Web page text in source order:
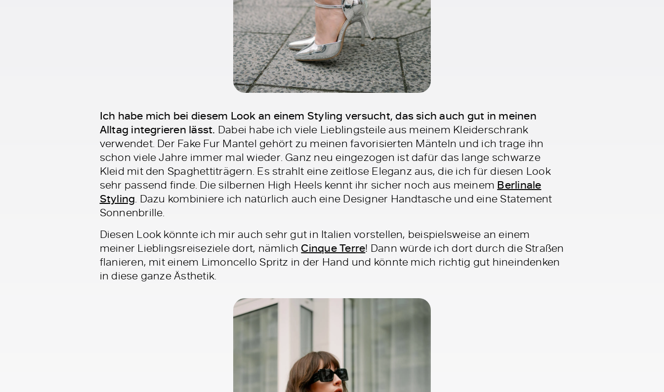
Ich habe mich bei diesem Look an einem Styling versucht, das sich auch gut in meinen
Alltag integrieren lässt. Dabei habe ich viele Lieblingsteile aus meinem Kleiderschrank
verwendet. Der Fake Fur Mantel gehört zu meinen favorisierten Mänteln und ich trage ihn
schon viele Jahre immer mal wieder. Ganz neu eingezogen ist dafür das lange schwarze
Kleid mit den Spaghettiträgern. Es strahlt eine zeitlose Eleganz aus, die ich für diesen Look
sehr passend finde. Die silbernen High Heels kennt ihr sicher noch aus meinem Berlinale
Styling . Dazu kombiniere ich natürlich auch eine Designer Handtasche und eine Statement
Sonnenbrille.
Diesen Look könnte ich mir auch sehr gut in Italien vorstellen, beispielsweise an einem
meiner Lieblingsreiseziele dort, nämlich Cinque Terre! Dann würde ich dort durch die Straßen
flanieren, mit einem Limoncello Spritz in der Hand und könnte mich richtig gut hineindenken
in diese ganze Ästhetik.